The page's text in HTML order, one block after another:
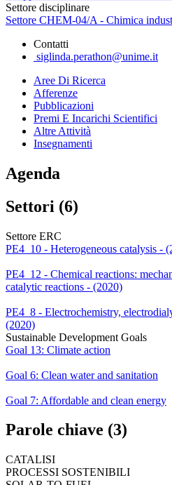
Settore disciplinare
Settore CHEM-04/A - Chimica
Contatti
siglinda.perathon@unime.it
Aree Di Ricerca
Afferenze
Pubblicazioni
Premi E Incarichi Scientifici
Altre Attività
Insegnamenti
Agenda
Settori (6)
Settore ERC
PE4_10 - Heterogeneous catalysis -
PE4_12 - Chemical reactions:
catalytic reactions - (2020)
PE4_8 - Electrochemistry,
(2020)
Sustainable Development Goals
Goal 13: Climate action
Goal 6: Clean water and sanitation
Goal 7: Affordable and clean energy
Parole chiave (3)
CATALISI
PROCESSI SOSTENIBILI